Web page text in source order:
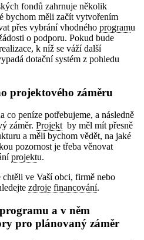
fondů zahrnuje několik
é bychom měli začít vytvořením
přes vybrání vhodného programu
o podporu. Pokud bude
k níž se váží další
dotační systém z pohledu
projektového záměru
co peníze potřebujeme, a následně
záměr. Projekt by měl mít přesně
a měli bychom vědět, na jaké
pozornost je třeba věnovat
projektu.
ve Vaší obci, firmě nebo
zdroje financování.
a v něm
pro plánovaný záměr